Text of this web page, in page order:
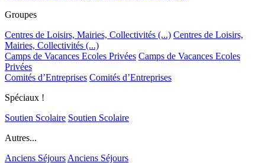
Groupes
Centres de Loisirs, Mairies, Collectivités (...) Centres de Loisirs,
Mairies, Collectivités (...)
Camps de Vacances Ecoles Privées Camps de Vacances Ecoles
Privées
Comités d’Entreprises Comités d’Entreprises
Spéciaux !
Soutien Scolaire Soutien Scolaire
Autres...
Anciens Séjours Anciens Séjours